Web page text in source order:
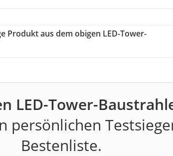
Produkt aus dem obigen LED-Tower-
LED-Tower-
persönlichen
Bestenliste.